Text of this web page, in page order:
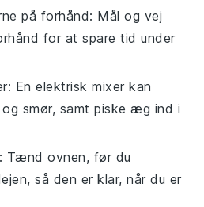
på forhånd: Mål og vej
for at spare tid under
: En elektriskmixer kan
og smør, samt piskeæg ind i
: Tænd ovnen, før du
, så den er klar, når du er